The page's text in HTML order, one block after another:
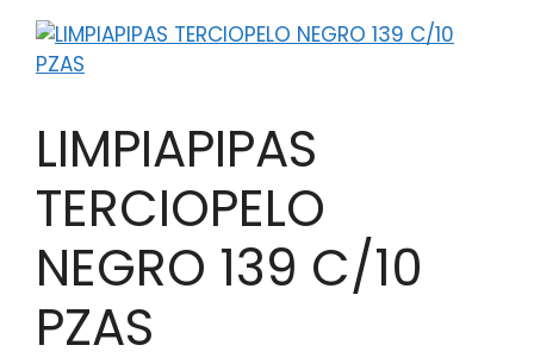
LIMPIAPIPAS
TERCIOPELO
NEGRO 139 C/10
PZAS